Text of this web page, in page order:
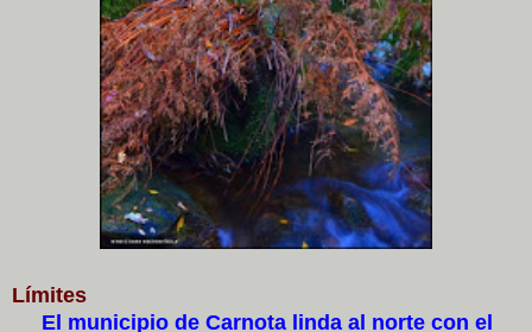
Límites
El municipio de Carnota linda al norte con el